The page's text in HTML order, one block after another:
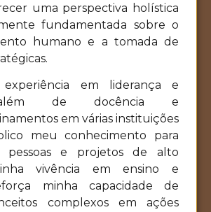
uma perspectiva holística
fundamentada sobre o
humano e a tomada de
em liderança e
de docência e
em várias instituições
meu conhecimento para
pessoas e projetos de alto
vivência em ensino e
minha capacidade de
complexos em ações